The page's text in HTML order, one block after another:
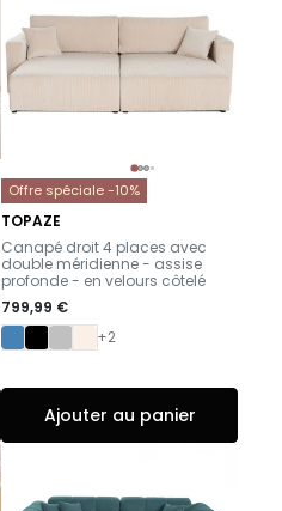
Offre spéciale -10%
TOPAZE
-
Canapé droit 4 places avec
double méridienne - assise
profonde - en velours côtelé
799,99 €
+2
Ajouter au panier